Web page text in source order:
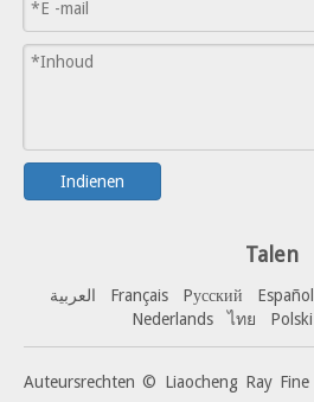
Indienen
Talen
العربية Français Pусский Español
Nederlands
ไทย Polski
Auteursrechten © Liaocheng Ray